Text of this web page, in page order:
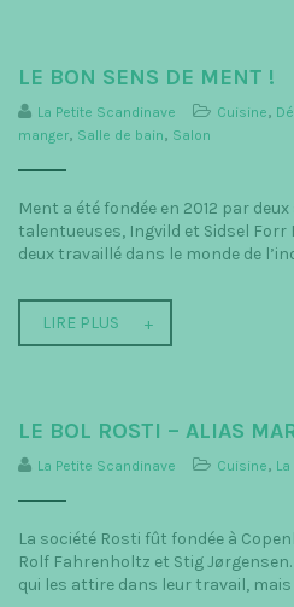
LE BON SENS DE MENT !
La Petite Scandinave Cuisine,
manger, Salle de bain, Salon
Ment a été fondée en 2012 par
talentueuses, Ingvild et Sidsel
deux travaillé dans le monde de
LIRE PLUS
LE BOL ROSTI – ALIAS
La Petite Scandinave Cuisine,
La société Rosti fût fondée à
Rolf Fahrenholtz et Stig
qui les attire dans leur travail, mais